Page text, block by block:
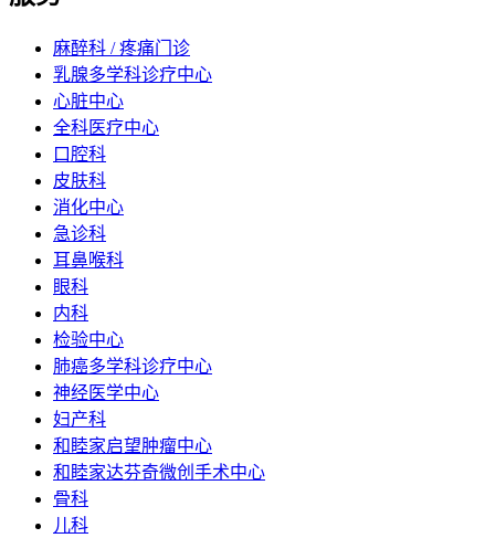
麻醉科 / 疼痛门诊
乳腺多学科诊疗中心
心脏中心
全科医疗中心
口腔科
皮肤科
消化中心
急诊科
耳鼻喉科
眼科
内科
检验中心
肺癌多学科诊疗中心
神经医学中心
妇产科
和睦家启望肿瘤中心
和睦家达芬奇微创手术中心
骨科
儿科